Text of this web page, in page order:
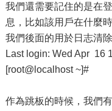
我們還需要記住的是在
息，比如該用戶在什麼
我們後面的用於日志清
Last login: Wed Apr 16
[root@localhost ~]#
作為跳板的時候，我們